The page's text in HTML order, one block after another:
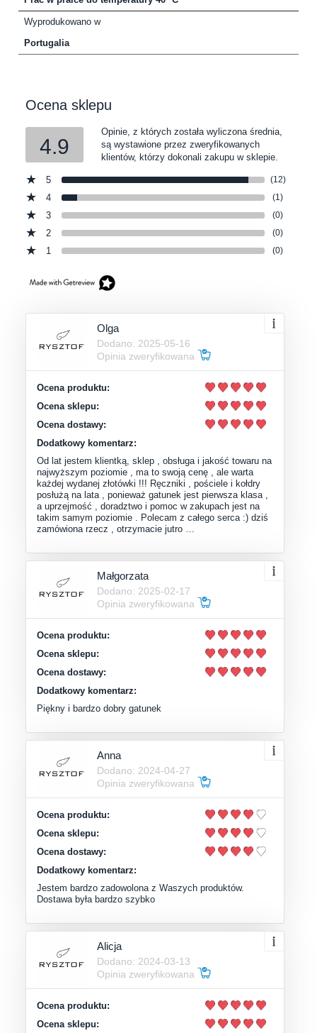
Wyprodukowano w
Portugalia
Ocena sklepu
4.9
Opinie, z których została wyliczona średnia,
są wystawione przez zweryfikowanych
klientów, którzy dokonali zakupu w sklepie.
5 (12)
4 (1)
3 (0)
2 (0)
1 (0)
Olga
Dodano: 2025-05-16
Opinia zweryfikowana
Ocena produktu:
Ocena sklepu:
Ocena dostawy:
Dodatkowy komentarz:
Od lat jestem klientką, sklep , obsługa i jakość towaru na
najwyższym poziomie , ma to swoją cenę , ale warta
każdej wydanej złotówki !!! Ręczniki , pościele i kołdry
posłużą na lata , ponieważ gatunek jest pierwsza klasa ,
a uprzejmość , doradztwo i pomoc w zakupach jest na
takim samym poziomie . Polecam z całego serca :) dziś
zamówiona rzecz , otrzymacie jutro …
Małgorzata
Dodano: 2025-02-17
Opinia zweryfikowana
Ocena produktu:
Ocena sklepu:
Ocena dostawy:
Dodatkowy komentarz:
Piękny i bardzo dobry gatunek
Anna
Dodano: 2024-04-27
Opinia zweryfikowana
Ocena produktu:
Ocena sklepu:
Ocena dostawy:
Dodatkowy komentarz:
Jestem bardzo zadowolona z Waszych produktów.
Dostawa była bardzo szybko
Alicja
Dodano: 2024-03-13
Opinia zweryfikowana
Ocena produktu:
Ocena sklepu: